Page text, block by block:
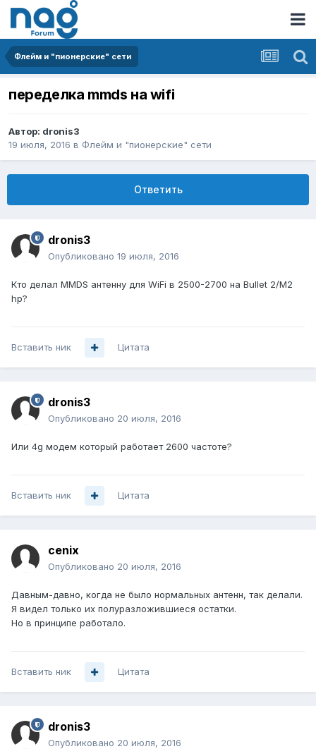
Флейм и "пионерские" сети
переделка mmds на wifi
Автор: dronis3
19 июля, 2016 в Флейм и "пионерские" сети
Ответить
dronis3
Опубликовано 19 июля, 2016
Кто делал MMDS антенну для WiFi в 2500-2700 на Bullet 2/M2
hp?
Вставить ник Цитата
dronis3
Опубликовано 20 июля, 2016
Или 4g модем который работает 2600 частоте?
Вставить ник Цитата
cenix
Опубликовано 20 июля, 2016
Давным-давно, когда не было нормальных антенн, так делали.
Я видел только их полуразложившиеся остатки.
Но в принципе работало.
Вставить ник Цитата
dronis3
Опубликовано 20 июля, 2016